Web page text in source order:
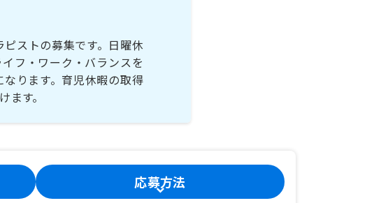
ストの募集です。日曜休
フ・ワーク・バランスを
ります。育児休暇の取得
す。
応募方法